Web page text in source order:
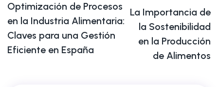
Optimización de Procesos
en la Industria Alimentaria:
Claves para una Gestión
Eficiente en España
La Importancia de
la Sostenibilidad
en la Producción
de Alimentos